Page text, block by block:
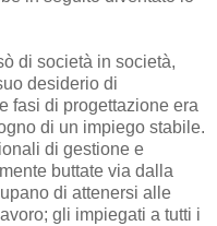
di società in società,
desiderio di
fasi di progettazione era
di un impiego stabile.
di gestione e
buttate via dalla
di attenersi alle
gli impiegati a tutti i